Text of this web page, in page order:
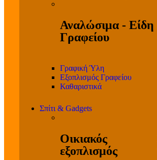
Αναλώσιμα - Είδη
Γραφείου
Γραφική Ύλη
Εξοπλισμός Γραφείου
Καθαριστικά
Σπίτι & Gadgets
Οικιακός
εξοπλισμός